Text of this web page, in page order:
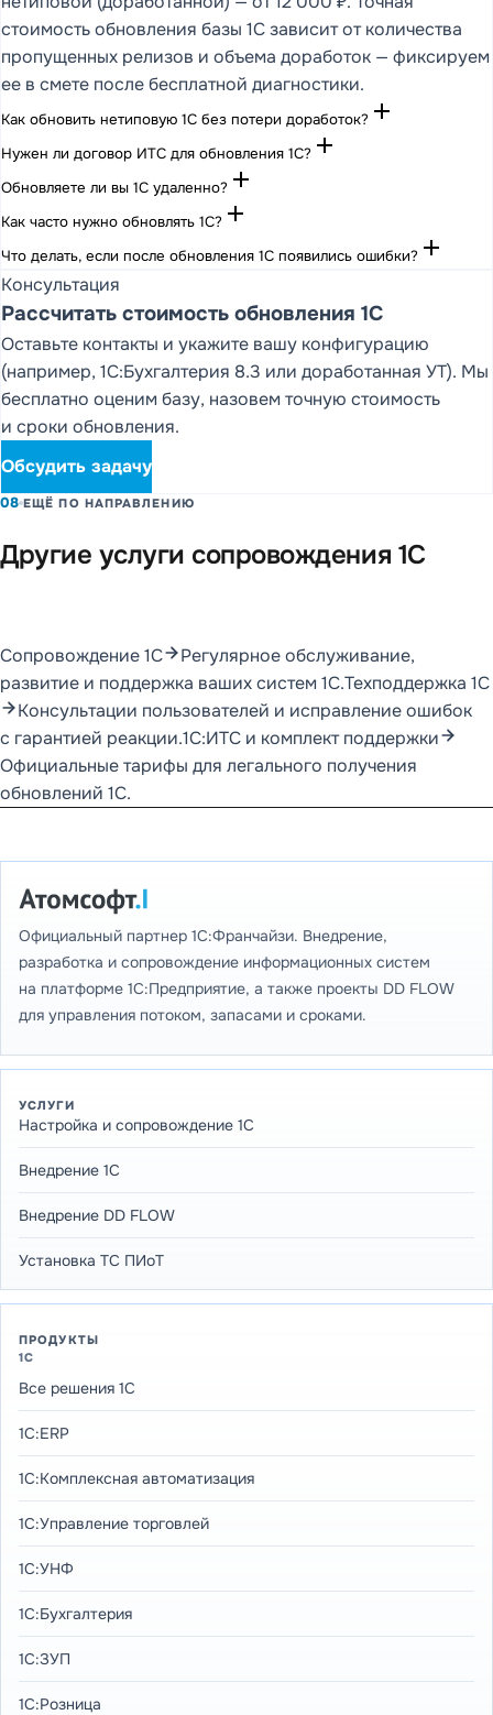
стоимость обновления базы 1С зависит от количества
пропущенных релизов и объема доработок — фиксируем
ее в смете после бесплатной диагностики.
Как обновить нетиповую 1С без потери доработок? add
Нужен ли договор ИТС для обновления 1С? add
Обновляете ли вы 1С удаленно? add
Как часто нужно обновлять 1С? add
Что делать, если после обновления 1С появились ошибки? add
Консультация
Рассчитать стоимость обновления 1С
Оставьте контакты и укажите вашу конфигурацию
(например, 1С:Бухгалтерия 8.3 или доработанная УТ). Мы
бесплатно оценим базу, назовем точную стоимость
и сроки обновления.
Обсудить задачу
08 ЕЩЁ ПО НАПРАВЛЕНИЮ
Другие услуги сопровождения 1С
Сопровождение 1С
Регулярное обслуживание,
развитие и поддержка ваших систем 1С.Техподдержка 1С
Консультации пользователей и исправление ошибок
с гарантией реакции.1С:ИТС и комплект поддержки
Официальные тарифы для легального получения
обновлений 1С.
Официальный партнер 1С:Франчайзи. Внедрение,
разработка и сопровождение информационных систем
на платформе 1С:Предприятие, а также проекты DD FLOW
для управления потоком, запасами и сроками.
УСЛУГИ
Настройка и сопровождение 1С
Внедрение 1С
Внедрение DD FLOW
Установка ТС ПИоТ
ПРОДУКТЫ
1С
Все решения 1С
1С:ERP
1С:Комплексная автоматизация
1С:Управление торговлей
1С:УНФ
1С:Бухгалтерия
1С:ЗУП
1С:Розница